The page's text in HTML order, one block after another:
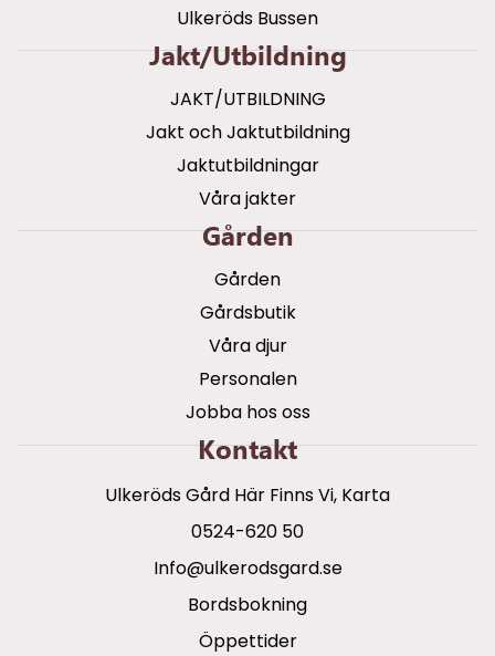
Ulkeröds Bussen
Jakt/utbildning
JAKT/UTBILDNING
Jakt och Jaktutbildning
Jaktutbildningar
Våra jakter
Gården
Gården
Gårdsbutik
Våra djur
Personalen
Jobba hos oss
Kontakt
Ulkeröds Gård Här Finns Vi, Karta
0524-620 50
info@ulkerodsgard.se
Bordsbokning
Öppettider